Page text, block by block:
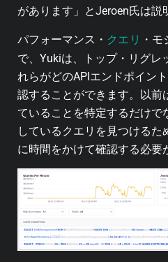
があります」とJeroen氏は説
パフォーマンス・ クエリ ・
で、Yukiは、トップ・リグレ
れらがどのAPIエンドポイン
認することができます。以前
ていることを特定するだけで
しているクエリを見つけるた
に時間をかけて確認する必要